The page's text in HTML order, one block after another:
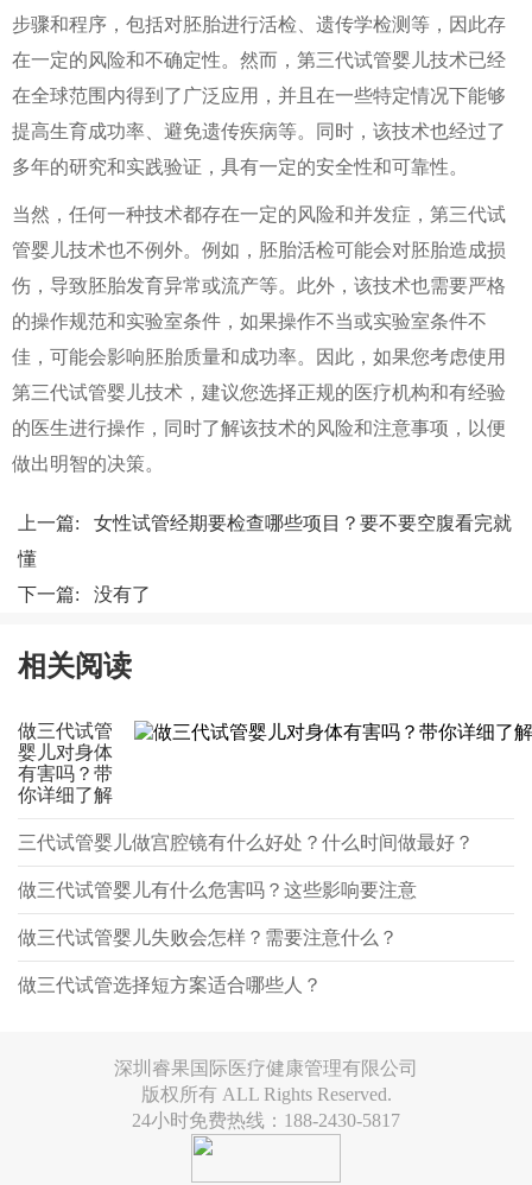
步骤和程序，包括对胚胎进行活检、遗传学检测等，因此存
在一定的风险和不确定性。然而，第三代试管婴儿技术已经
在全球范围内得到了广泛应用，并且在一些特定情况下能够
提高生育成功率、避免遗传疾病等。同时，该技术也经过了
多年的研究和实践验证，具有一定的安全性和可靠性。
当然，任何一种技术都存在一定的风险和并发症，第三代试
管婴儿技术也不例外。例如，胚胎活检可能会对胚胎造成损
伤，导致胚胎发育异常或流产等。此外，该技术也需要严格
的操作规范和实验室条件，如果操作不当或实验室条件不
佳，可能会影响胚胎质量和成功率。因此，如果您考虑使用
第三代试管婴儿技术，建议您选择正规的医疗机构和有经验
的医生进行操作，同时了解该技术的风险和注意事项，以便
做出明智的决策。
上一篇: 女性试管经期要检查哪些项目？要不要空腹看完就
懂
下一篇: 没有了
相关阅读
做三代试管
婴儿对身体
有害吗？带
你详细了解
三代试管婴儿做宫腔镜有什么好处？什么时间做最好？
做三代试管婴儿有什么危害吗？这些影响要注意
做三代试管婴儿失败会怎样？需要注意什么？
做三代试管选择短方案适合哪些人？
深圳睿果国际医疗健康管理有限公司
版权所有 ALL Rights Reserved.
24小时免费热线：188-2430-5817